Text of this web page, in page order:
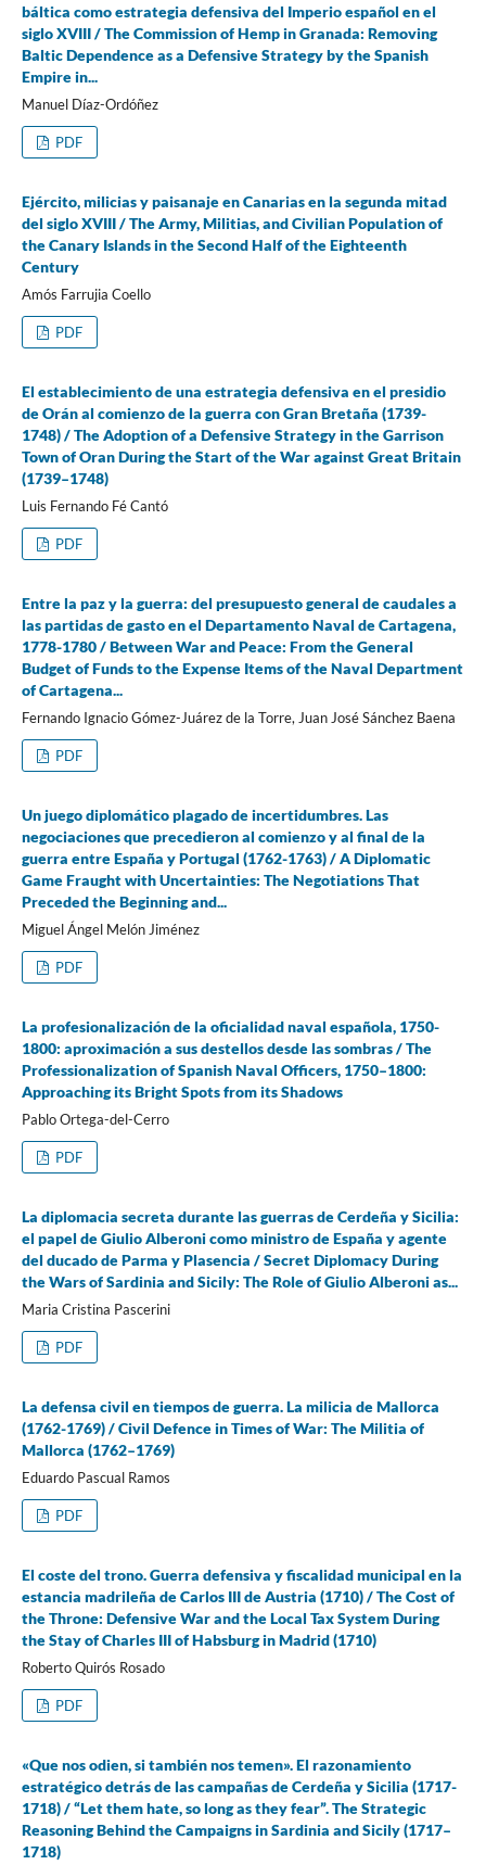
báltica como estrategia defensiva del Imperio español en el
siglo XVIII / The Commission of Hemp in Granada: Removing
Baltic Dependence as a Defensive Strategy by the Spanish
Empire in...
Manuel Díaz-Ordóñez
PDF
Ejército, milicias y paisanaje en Canarias en la segunda mitad
del siglo XVIII / The Army, Militias, and Civilian Population of
the Canary Islands in the Second Half of the Eighteenth
Century
Amós Farrujia Coello
PDF
El establecimiento de una estrategia defensiva en el presidio
de Orán al comienzo de la guerra con Gran Bretaña (1739-
1748) / The Adoption of a Defensive Strategy in the Garrison
Town of Oran During the Start of the War against Great Britain
(1739–1748)
Luis Fernando Fé Cantó
PDF
Entre la paz y la guerra: del presupuesto general de caudales a
las partidas de gasto en el Departamento Naval de Cartagena,
1778-1780 / Between War and Peace: From the General
Budget of Funds to the Expense Items of the Naval Department
of Cartagena...
Fernando Ignacio Gómez-Juárez de la Torre, Juan José Sánchez Baena
PDF
Un juego diplomático plagado de incertidumbres. Las
negociaciones que precedieron al comienzo y al final de la
guerra entre España y Portugal (1762-1763) / A Diplomatic
Game Fraught with Uncertainties: The Negotiations That
Preceded the Beginning and...
Miguel Ángel Melón Jiménez
PDF
La profesionalización de la oficialidad naval española, 1750-
1800: aproximación a sus destellos desde las sombras / The
Professionalization of Spanish Naval Officers, 1750–1800:
Approaching its Bright Spots from its Shadows
Pablo Ortega-del-Cerro
PDF
La diplomacia secreta durante las guerras de Cerdeña y Sicilia:
el papel de Giulio Alberoni como ministro de España y agente
del ducado de Parma y Plasencia / Secret Diplomacy During
the Wars of Sardinia and Sicily: The Role of Giulio Alberoni as...
Maria Cristina Pascerini
PDF
La defensa civil en tiempos de guerra. La milicia de Mallorca
(1762-1769) / Civil Defence in Times of War: The Militia of
Mallorca (1762–1769)
Eduardo Pascual Ramos
PDF
El coste del trono. Guerra defensiva y fiscalidad municipal en la
estancia madrileña de Carlos III de Austria (1710) / The Cost of
the Throne: Defensive War and the Local Tax System During
the Stay of Charles III of Habsburg in Madrid (1710)
Roberto Quirós Rosado
PDF
«Que nos odien, si también nos temen». El razonamiento
estratégico detrás de las campañas de Cerdeña y Sicilia (1717-
1718) / “Let them hate, so long as they fear”. The Strategic
Reasoning Behind the Campaigns in Sardinia and Sicily (1717–
1718)